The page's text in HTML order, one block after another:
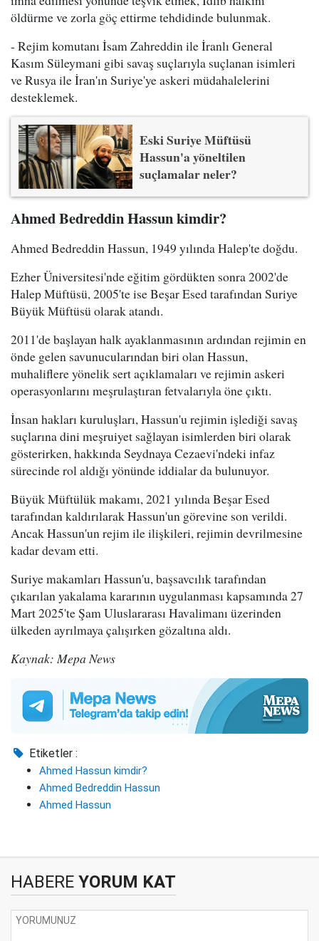
öldürme ve zorla göç ettirme tehdidinde bulunmak.
- Rejim komutanı İsam Zahreddin ile İranlı General
Kasım Süleymani gibi savaş suçlarıyla suçlanan isimleri
ve Rusya ile İran'ın Suriye'ye askeri müdahalelerini
desteklemek.
Eski Suriye Müftüsü
Hassun'a yöneltilen
suçlamalar neler?
Ahmed Bedreddin Hassun kimdir?
Ahmed Bedreddin Hassun, 1949 yılında Halep'te doğdu.
Ezher Üniversitesi'nde eğitim gördükten sonra 2002'de
Halep Müftüsü, 2005'te ise Beşar Esed tarafından Suriye
Büyük Müftüsü olarak atandı.
2011'de başlayan halk ayaklanmasının ardından rejimin en
önde gelen savunucularından biri olan Hassun,
muhaliflere yönelik sert açıklamaları ve rejimin askeri
operasyonlarını meşrulaştıran fetvalarıyla öne çıktı.
İnsan hakları kuruluşları, Hassun'u rejimin işlediği savaş
suçlarına dini meşruiyet sağlayan isimlerden biri olarak
gösterirken, hakkında Seydnaya Cezaevi'ndeki infaz
sürecinde rol aldığı yönünde iddialar da bulunuyor.
Büyük Müftülük makamı, 2021 yılında Beşar Esed
tarafından kaldırılarak Hassun'un görevine son verildi.
Ancak Hassun'un rejim ile ilişkileri, rejimin devrilmesine
kadar devam etti.
Suriye makamları Hassun'u, başsavcılık tarafından
çıkarılan yakalama kararının uygulanması kapsamında 27
Mart 2025'te Şam Uluslararası Havalimanı üzerinden
ülkeden ayrılmaya çalışırken gözaltına aldı.
Kaynak: Mepa News
Etiketler :
Ahmed Hassun kimdir?
Ahmed Bedreddin Hassun
Ahmed Hassun
HABERE YORUM KAT